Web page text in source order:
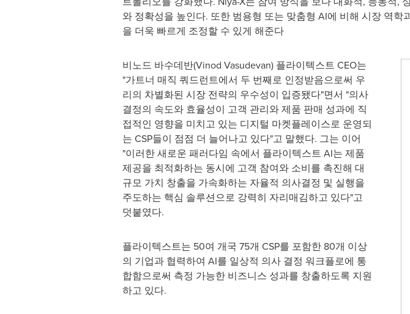
와 정확성을 높인다. 또한 범용형 또는 맞춤형 AI에 비해 시장 역
을 더욱 빠르게 조정할 수 있게 해준다
비노드 바수데반(Vinod Vasudevan) 플라이텍스트 CEO는
"가트너 매직 쿼드런트에서 두 번째로 인정받음으로써 우
리의 차별화된 시장 전략의 우수성이 입증됐다"면서 "의사
결정의 속도와 효율성이 고객 관리와 제품 판매 성과에 직
접적인 영향을 미치고 있는 디지털 마켓플레이스로 운영되
는 CSP들이 점점 더 늘어나고 있다"고 말했다. 그는 이어
"이러한 새로운 패러다임 속에서 플라이텍스트 AI는 제품
제공을 최적화하는 동시에 고객 참여와 소비를 촉진해 대
규모 가치 창출을 가속화하는 자율적 의사결정 및 실행을
주도하는 핵심 솔루션으로 강력히 자리매김하고 있다"고
덧붙였다.
플라이텍스트는 50여 개국 75개 CSP를 포함한 80개 이상
의 기업과 협력하여 AI를 일상적 의사 결정 워크플로에 통
합함으로써 측정 가능한 비즈니스 성과를 창출하도록 지원
하고 있다.